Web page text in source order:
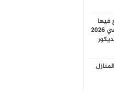
فيها
عند عمل ديكور للمنزل في 2026